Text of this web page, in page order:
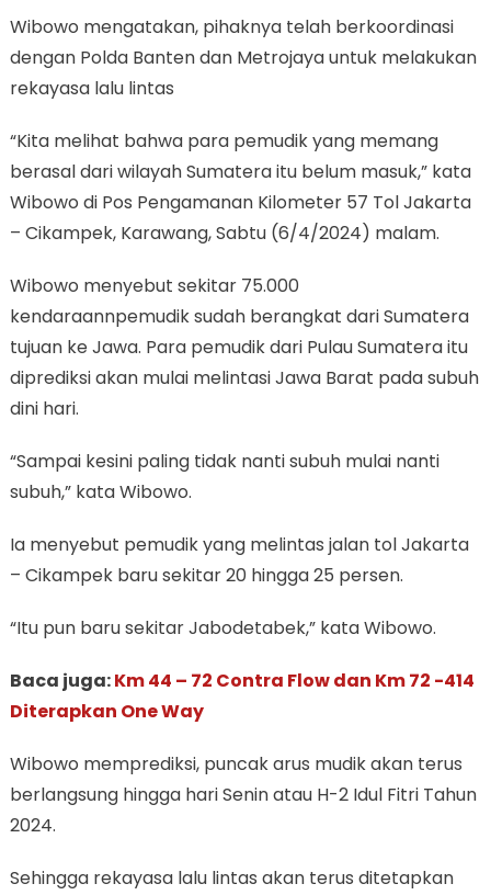
Wibowo mengatakan, pihaknya telah berkoordinasi
dengan Polda Banten dan Metrojaya untuk melakukan
rekayasa lalu lintas
“Kita melihat bahwa para pemudik yang memang
berasal dari wilayah Sumatera itu belum masuk,” kata
Wibowo di Pos Pengamanan Kilometer 57 Tol Jakarta
– Cikampek, Karawang, Sabtu (6/4/2024) malam.
Wibowo menyebut sekitar 75.000
kendaraannpemudik sudah berangkat dari Sumatera
tujuan ke Jawa. Para pemudik dari Pulau Sumatera itu
diprediksi akan mulai melintasi Jawa Barat pada subuh
dini hari.
“Sampai kesini paling tidak nanti subuh mulai nanti
subuh,” kata Wibowo.
Ia menyebut pemudik yang melintas jalan tol Jakarta
– Cikampek baru sekitar 20 hingga 25 persen.
“Itu pun baru sekitar Jabodetabek,” kata Wibowo.
Baca juga:Km 44 – 72 Contra Flow dan Km 72 -414
Diterapkan One Way
Wibowo memprediksi, puncak arus mudik akan terus
berlangsung hingga hari Senin atau H-2 Idul Fitri Tahun
2024.
Sehingga rekayasa lalu lintas akan terus ditetapkan